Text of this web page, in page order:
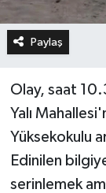
Paylaş
Olay, saat
Yalı
Yüksekokulu
Edinilen
serinlemek